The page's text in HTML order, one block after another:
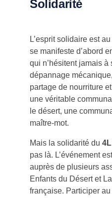
Solidarité
L’esprit solidaire est
se manifeste d’abord
qui n’hésitent jamais à
dépannage
partage de nourriture
une véritable
le désert, une
maître-mot.
Mais la solidarité du
pas là. L’événement
auprès de plusieurs
Enfants du Désert et
française. Participer au